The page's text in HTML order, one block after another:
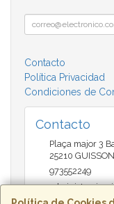
Contacto
Política Privacidad
Condiciones de
Contacto
Plaça major 3
25210
973552249